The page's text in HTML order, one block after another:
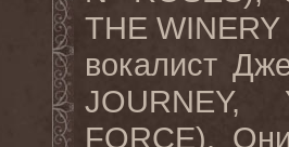
THE
вокалист
JOURNEY,
FORCE).